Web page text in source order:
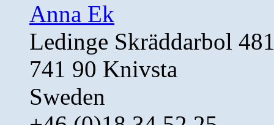
Anna Ek
Ledinge Skräddarbol
741 90 Knivsta
Sweden